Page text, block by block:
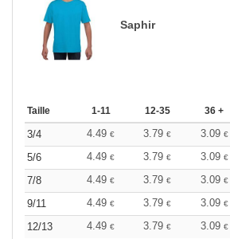
Saphir
Taille 1-11 12-35 36 +
3/4 4.49 € 3.79 € 3.09 €
5/6
4.49 € 3.79 € 3.09 €
7/8
4.49 € 3.79 € 3.09 €
9/11
4.49 € 3.79 € 3.09 €
12/13
4.49 € 3.79 € 3.09 €